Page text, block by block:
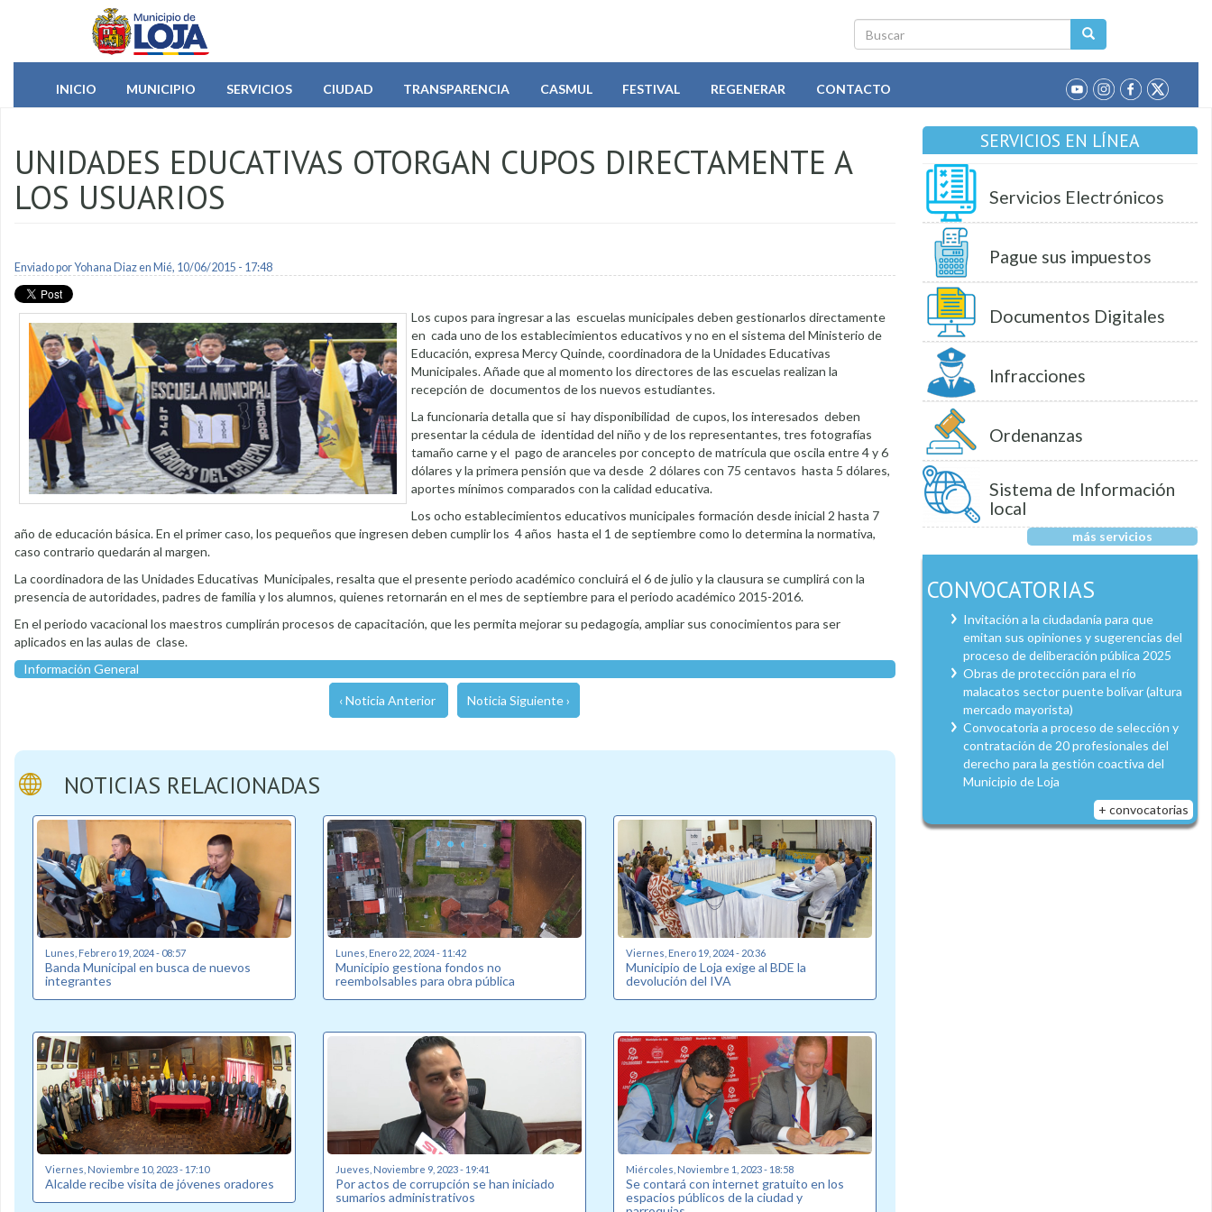
Pasar al contenido principal
Buscar
INICIO
MUNICIPIO SERVICIOS CIUDAD TRANSPARENCIA CASMUL FESTIVAL REGENERAR CONTACTO
UNIDADES EDUCATIVAS OTORGAN CUPOS DIRECTAMENTE A
LOS USUARIOS
Enviado porYohana Diazen Mié, 10/06/2015 - 17:48
Los cupos para ingresar a las escuelas municipales deben gestionarlos directamente
en cada uno de los establecimientos educativos y no en el sistema del Ministerio de
Educación, expresa Mercy Quinde, coordinadora de la Unidades Educativas
Municipales. Añade que al momento los directores de las escuelas realizan la
recepción de documentos de los nuevos estudiantes.
La funcionaria detalla que si hay disponibilidad de cupos, los interesados deben
presentar la cédula de identidad del niño y de los representantes, tres fotografías
tamaño carne y el pago de aranceles por concepto de matrícula que oscila entre 4 y 6
dólares y la primera pensión que va desde 2 dólares con 75 centavos hasta 5 dólares,
aportes mínimos comparados con la calidad educativa.
Los ocho establecimientos educativos municipales formación desde inicial 2 hasta 7
año de educación básica. En el primer caso, los pequeños que ingresen deben cumplir los 4 años hasta el 1 de septiembre como lo determina la normativa,
caso contrario quedarán al margen.
La coordinadora de las Unidades Educativas Municipales, resalta que el presente periodo académico concluirá el 6 de julio y la clausura se cumplirá con la
presencia de autoridades, padres de familia y los alumnos, quienes retornarán en el mes de septiembre para el periodo académico 2015-2016.
En el periodo vacacional los maestros cumplirán procesos de capacitación, que les permita mejorar su pedagogía, ampliar sus conocimientos para ser
aplicados en las aulas de clase.
Información General
‹ Noticia Anterior Noticia Siguiente ›
NOTICIAS RELACIONADAS
Lunes, Febrero 19, 2024 - 08:57
Banda Municipal en busca de nuevos
integrantes
Lunes, Enero 22, 2024 - 11:42
Municipio gestiona fondos no
reembolsables para obra pública
Viernes, Enero 19, 2024 - 20:36
Municipio de Loja exige al BDE la
devolución del IVA
Viernes, Noviembre 10, 2023 - 17:10
Alcalde recibe visita de jóvenes oradores
Jueves, Noviembre 9, 2023 - 19:41
Por actos de corrupción se han iniciado
sumarios administrativos
Miércoles, Noviembre 1, 2023 - 18:58
Se contará con internet gratuito en los
espacios públicos de la ciudad y
SERVICIOS EN LÍNEA
Servicios Electrónicos
Pague sus impuestos
Documentos Digitales
Infracciones
Ordenanzas
Sistema de Información
local
más servicios
CONVOCATORIAS
Invitación a la ciudadanía para que
emitan sus opiniones y sugerencias del
proceso de deliberación pública 2025
Obras de protección para el río
malacatos sector puente bolívar (altura
mercado mayorista)
Convocatoria a proceso de selección y
contratación de 20 profesionales del
derecho para la gestión coactiva del
Municipio de Loja
+ convocatorias